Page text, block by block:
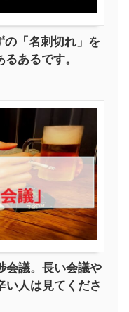
の「名刺切れ」を
あるです。
会議。長い会議や
い人は見てくださ